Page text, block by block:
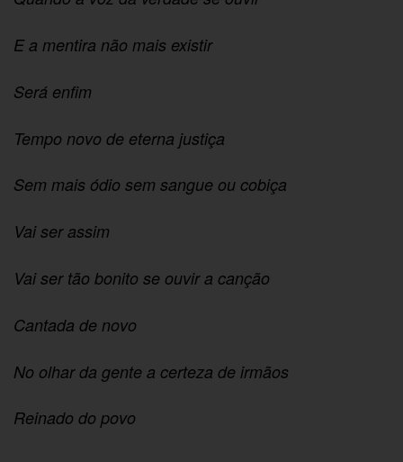
E a mentira não mais existir
Será enfim
Tempo novo de eterna justiça
Sem mais ódio sem sangue ou cobiça
Vai ser assim
Vai ser tão bonito se ouvir a canção
Cantada de novo
No olhar da gente a certeza de irmãos
Reinado do povo